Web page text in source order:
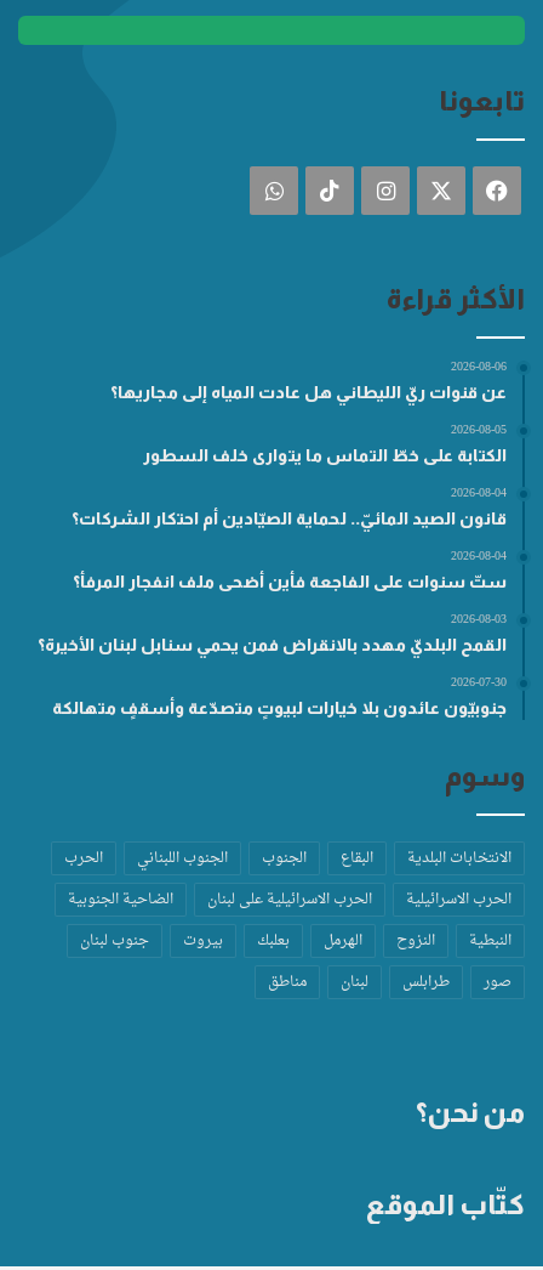
تابعونا
فيسبوك انستقرام ‫TikTokواتساب
الأكثر قراءة
2026-08-06
عن قنوات ريّ الليطاني هل عادت المياه إلى مجاريها؟
2026-08-05
الكتابة على خطّ التماس ما يتوارى خلف السطور
2026-08-04
قانون الصيد المائيّ.. لحماية الصيّادين أم احتكار الشركات؟
2026-08-04
ستّ سنوات على الفاجعة فأين أضحى ملف انفجار المرفأ؟
2026-08-03
القمح البلديّ مهدد بالانقراض فمن يحمي سنابل لبنان الأخيرة؟
2026-07-30
جنوبيّون عائدون بلا خيارات لبيوتٍ متصدّعة وأسقفٍ متهالكة
وسوم
الانتخابات البلدية البقاع الجنوب الجنوب اللبناني
الحرب
الحرب الاسرائيلية
الحرب الاسرائيلية على لبنان
الضاحية الجنوبية
النبطية
النزوح الهرمل بعلبك بيروت
جنوب لبنان
صور
طرابلس لبنان مناطق
من نحن؟
كتّاب الموقع